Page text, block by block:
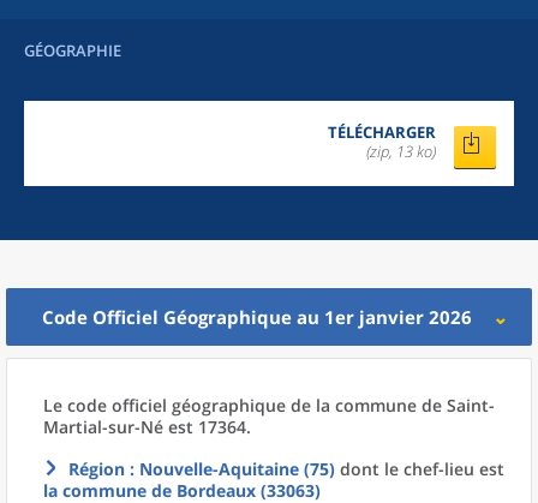
GÉOGRAPHIE
TÉLÉCHARGER
(zip, 13 ko)
Code Officiel Géographique au 1er janvier 2026
Le code officiel géographique de la commune de Saint-
Martial-sur-Né est 17364.
Région : Nouvelle-Aquitaine (75) dont le chef-lieu est
la commune de Bordeaux (33063)